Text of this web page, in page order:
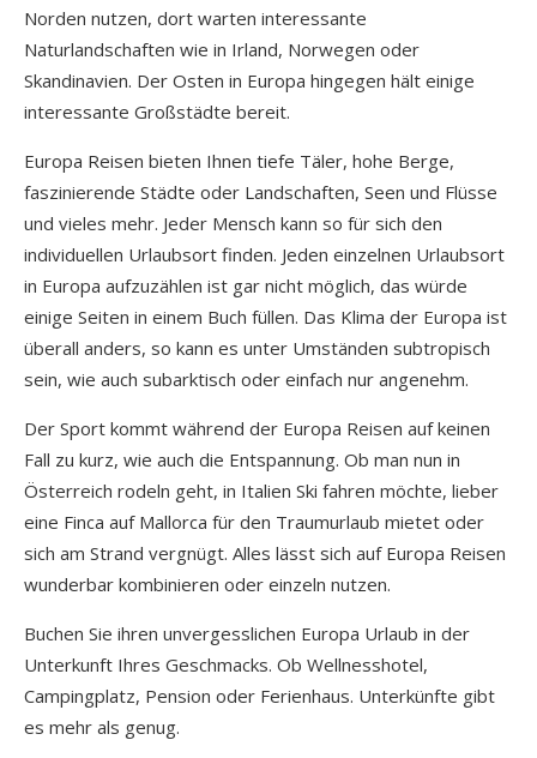
Norden nutzen, dort warten interessante
Naturlandschaften wie in Irland, Norwegen oder
Skandinavien. Der Osten in Europa hingegen hält einige
interessante Großstädte bereit.
Europa Reisen bieten Ihnen tiefe Täler, hohe Berge,
faszinierende Städte oder Landschaften, Seen und Flüsse
und vieles mehr. Jeder Mensch kann so für sich den
individuellen Urlaubsort finden. Jeden einzelnen Urlaubsort
in Europa aufzuzählen ist gar nicht möglich, das würde
einige Seiten in einem Buch füllen. Das Klima der Europa ist
überall anders, so kann es unter Umständen subtropisch
sein, wie auch subarktisch oder einfach nur angenehm.
Der Sport kommt während der Europa Reisen auf keinen
Fall zu kurz, wie auch die Entspannung. Ob man nun in
Österreich rodeln geht, in Italien Ski fahren möchte, lieber
eine Finca auf Mallorca für den Traumurlaub mietet oder
sich am Strand vergnügt. Alles lässt sich auf Europa Reisen
wunderbar kombinieren oder einzeln nutzen.
Buchen Sie ihren unvergesslichen Europa Urlaub in der
Unterkunft Ihres Geschmacks. Ob Wellnesshotel,
Campingplatz, Pension oder Ferienhaus. Unterkünfte gibt
es mehr als genug.